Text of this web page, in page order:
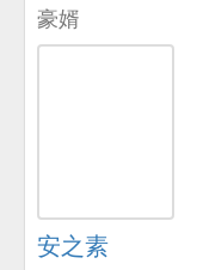
豪婿
安之素